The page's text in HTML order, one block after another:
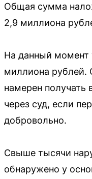
Общая сумма
2,9 миллиона
На данный момент
миллиона
намерен получать
через суд, если
добровольно.
Свыше тысячи
обнаружено у